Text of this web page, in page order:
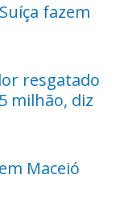
fazem
resgatado
milhão, diz
Maceió